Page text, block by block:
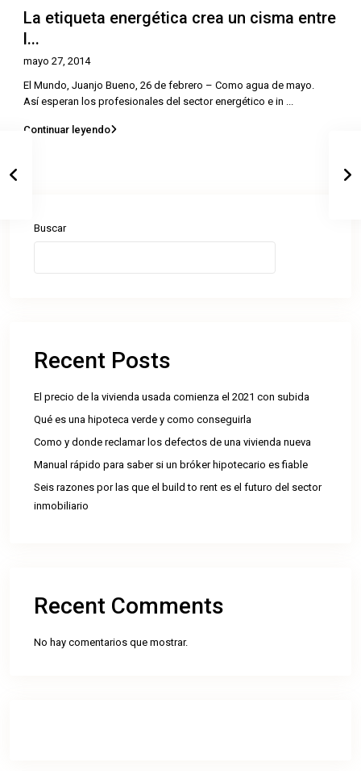
La etiqueta energética crea un cisma entre
l...
mayo 27, 2014
El Mundo, Juanjo Bueno, 26 de febrero – Como agua de mayo.
Así esperan los profesionales del sector energético e in
Continuar leyendo
Buscar
Recent Posts
El precio de la vivienda usada comienza el 2021 con subida
Qué es una hipoteca verde y como conseguirla
Como y donde reclamar los defectos de una vivienda nueva
Manual rápido para saber si un bróker hipotecario es fiable
Seis razones por las que el build to rent es el futuro del sector
inmobiliario
Recent Comments
No hay comentarios que mostrar.